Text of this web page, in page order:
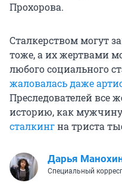
Прохорова.
Сталкерством могут
тоже, а их жертвами
любого социального
жаловалась даже
Преследователей все
историю, как
сталкингна триста
Дарья
Специальный